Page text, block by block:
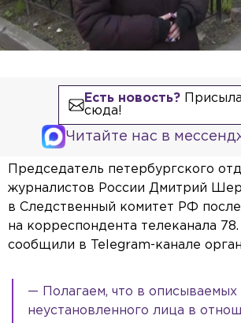
Есть новость?
сюда!
Читайте нас в
Председатель петербургского
журналистов России Дмитрий
в Следственный комитет РФ
на корреспондента телеканала
сообщили в Telegram-канале
— Полагаем, что в описываемых
неустановленного лица в